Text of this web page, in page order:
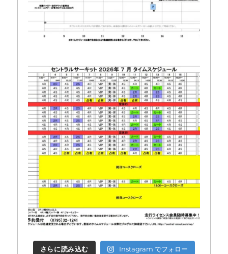
さらに読み込む Instagram でフォロー